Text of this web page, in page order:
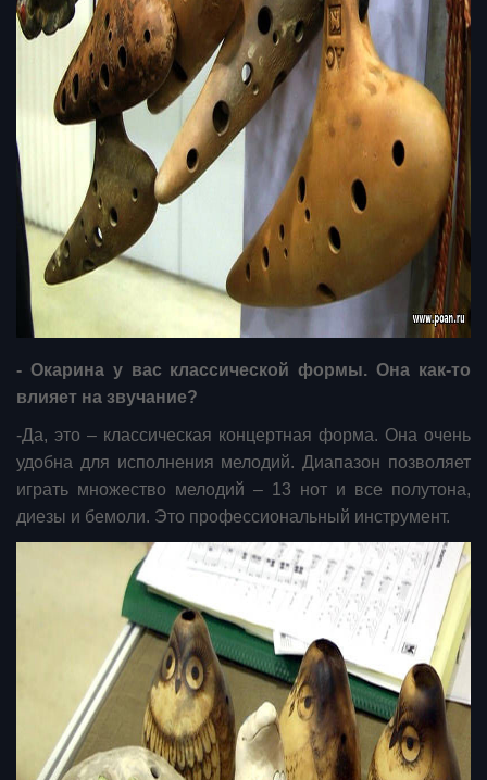
- Окарина у вас классической формы. Она как-то
влияет на звучание?
-Да, это – классическая концертная форма. Она очень
удобна для исполнения мелодий. Диапазон позволяет
играть множество мелодий – 13 нот и все полутона,
диезы и бемоли. Это профессиональный инструмент.